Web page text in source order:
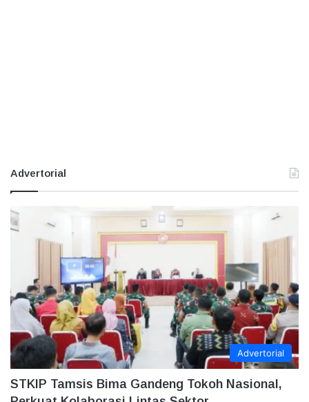
Advertorial
Advertorial
STKIP Tamsis Bima Gandeng Tokoh Nasional,